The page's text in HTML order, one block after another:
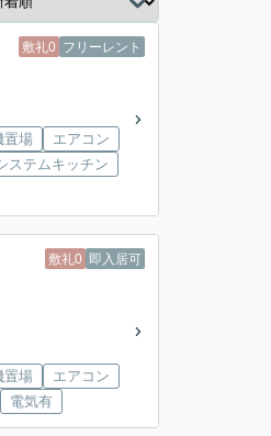
敷礼0 フリーレント
置場
エアコン
ステムキッチン
敷礼0 即入居可
置場
エアコン
電気有